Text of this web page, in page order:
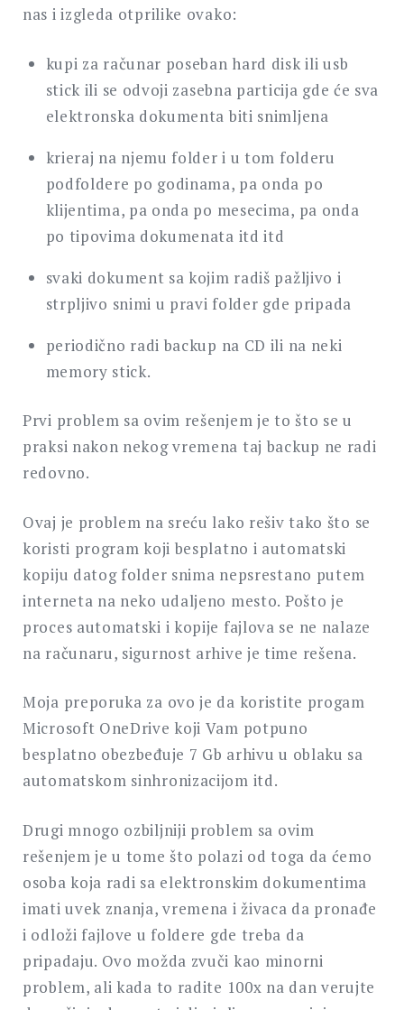
nas i izgleda otprilike ovako:
kupi za računar poseban hard disk ili usb
stick ili se odvoji zasebna particija gde će sva
elektronska dokumenta biti snimljena
krieraj na njemu folder i u tom folderu
podfoldere po godinama, pa onda po
klijentima, pa onda po mesecima, pa onda
po tipovima dokumenata itd itd
svaki dokument sa kojim radiš pažljivo i
strpljivo snimi u pravi folder gde pripada
periodično radi backup na CD ili na neki
memory stick.
Prvi problem sa ovim rešenjem je to što se u
praksi nakon nekog vremena taj backup ne radi
redovno.
Ovaj je problem na sreću lako rešiv tako što se
koristi program koji besplatno i automatski
kopiju datog folder snima nepsrestano putem
interneta na neko udaljeno mesto. Pošto je
proces automatski i kopije fajlova se ne nalaze
na računaru, sigurnost arhive je time rešena.
Moja preporuka za ovo je da koristite progam
Microsoft OneDrive koji Vam potpuno
besplatno obezbeđuje 7 Gb arhivu u oblaku sa
automatskom sinhronizacijom itd.
Drugi mnogo ozbiljniji problem sa ovim
rešenjem je u tome što polazi od toga da ćemo
osoba koja radi sa elektronskim dokumentima
imati uvek znanja, vremena i živaca da pronađe
i odloži fajlove u foldere gde treba da
pripadaju. Ovo možda zvuči kao minorni
problem, ali kada to radite 100x na dan verujte